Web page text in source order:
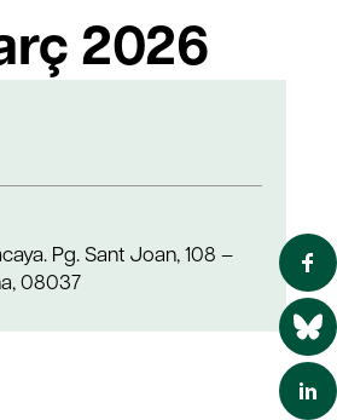
2026
Pg. Sant Joan, 108 –
08037